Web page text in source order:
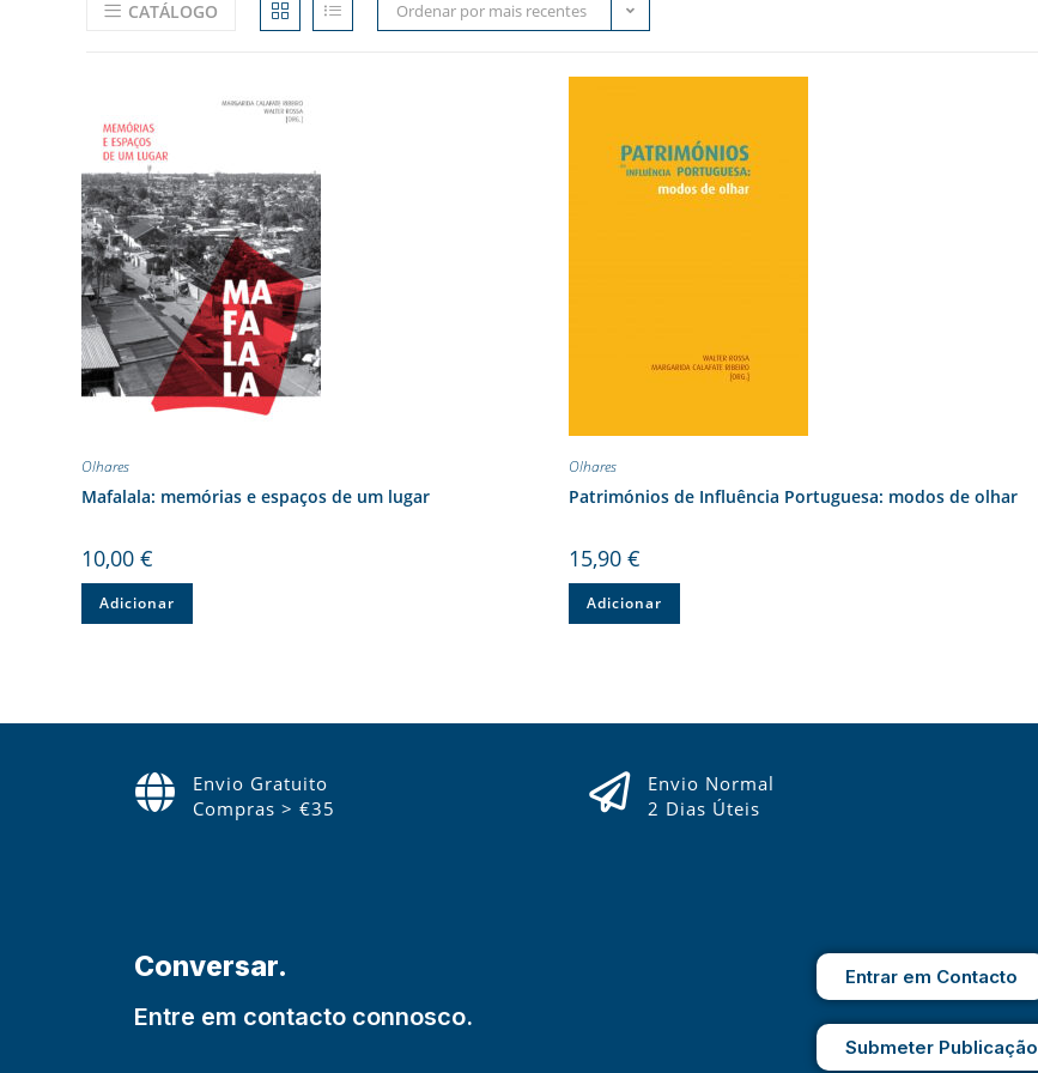
CATÁLOGO Ordenar por mais recentes
Olhares
Mafalala: memórias e espaços de um lugar
10,00€
Adicionar
Olhares
Patrimónios de Influência Portuguesa: modos de olhar
15,90 €
Adicionar
Envio Gratuito
Compras > €35
Envio Normal
2 Dias Úteis
Conversar.
Entre em contacto connosco.
Entrar em Contacto
Submeter Publicação